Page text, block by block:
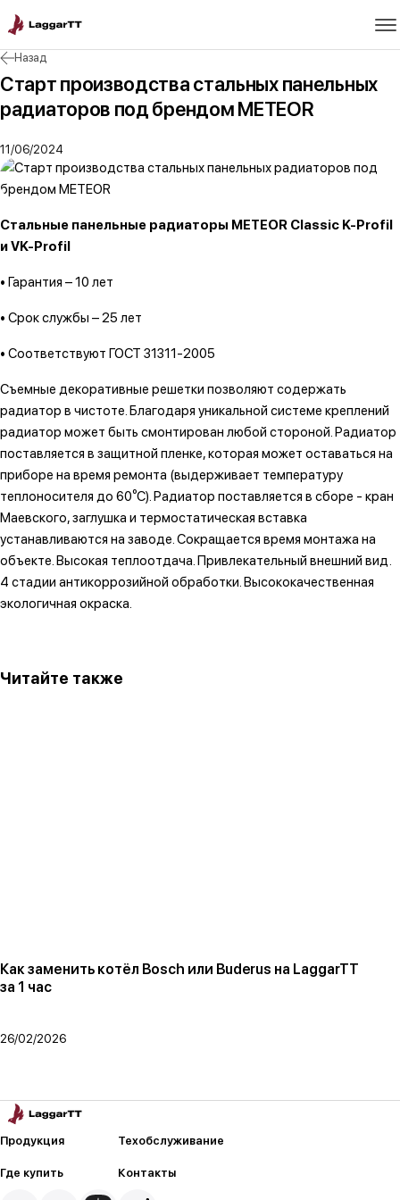
Назад
Старт производства стальных панельных
радиаторов под брендом METEOR
11/06/2024
Стальные панельные радиаторы METEOR Classic K-Profil
и VK-Profil
• Гарантия – 10 лет
• Срок службы – 25 лет
• Соответствуют ГОСТ 31311-2005
Съемные декоративные решетки позволяют содержать
радиатор в чистоте. Благодаря уникальной системе креплений
радиатор может быть смонтирован любой стороной. Радиатор
поставляется в защитной пленке, которая может оставаться на
приборе на время ремонта (выдерживает температуру
теплоносителя до 60⁰С). Радиатор поставляется в сборе - кран
Маевского, заглушка и термостатическая вставка
устанавливаются на заводе. Сокращается время монтажа на
объекте. Высокая теплоотдача. Привлекательный внешний вид.
4 стадии антикоррозийной обработки. Высококачественная
экологичная окраска.
Читайте также
Как заменить котёл Bosch или Buderus на LaggarTT
за 1 час
26/02/2026
Продукция
Где купить
Техобслуживание
Контакты